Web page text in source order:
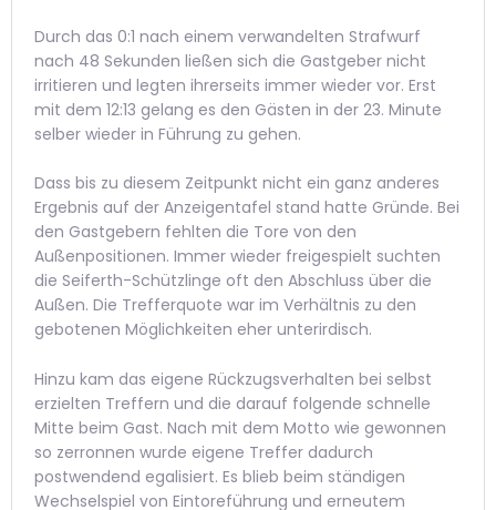
Durch das 0:1 nach einem verwandelten Strafwurf
nach 48 Sekunden ließen sich die Gastgeber nicht
irritieren und legten ihrerseits immer wieder vor. Erst
mit dem 12:13 gelang es den Gästen in der 23. Minute
selber wieder in Führung zu gehen.
Dass bis zu diesem Zeitpunkt nicht ein ganz anderes
Ergebnis auf der Anzeigentafel stand hatte Gründe. Bei
den Gastgebern fehlten die Tore von den
Außenpositionen. Immer wieder freigespielt suchten
die Seiferth-Schützlinge oft den Abschluss über die
Außen. Die Trefferquote war im Verhältnis zu den
gebotenen Möglichkeiten eher unterirdisch.
Hinzu kam das eigene Rückzugsverhalten bei selbst
erzielten Treffern und die darauf folgende schnelle
Mitte beim Gast. Nach mit dem Motto wie gewonnen
so zerronnen wurde eigene Treffer dadurch
postwendend egalisiert. Es blieb beim ständigen
Wechselspiel von Eintoreführung und erneutem